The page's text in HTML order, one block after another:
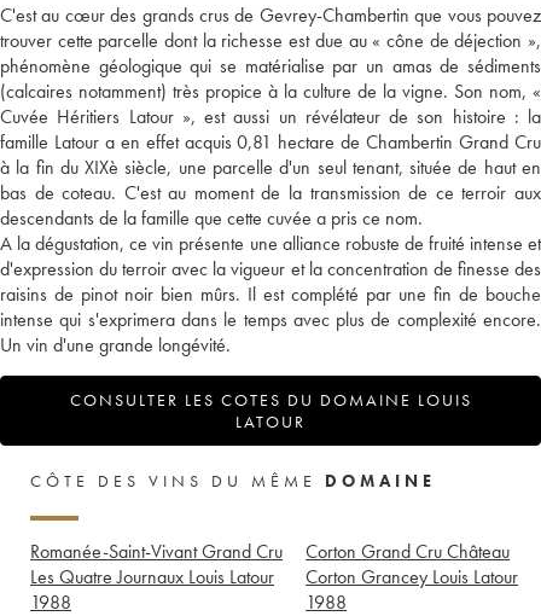
C'est au cœur des grands crus de Gevrey-Chambertin que vous pouvez
trouver cette parcelle dont la richesse est due au « cône de déjection »,
phénomène géologique qui se matérialise par un amas de sédiments
(calcaires notamment) très propice à la culture de la vigne. Son nom, «
Cuvée Héritiers Latour », est aussi un révélateur de son histoire : la
famille Latour a en effet acquis 0,81 hectare de Chambertin Grand Cru
à la fin du XIXè siècle, une parcelle d'un seul tenant, située de haut en
bas de coteau. C'est au moment de la transmission de ce terroir aux
descendants de la famille que cette cuvée a pris ce nom.
A la dégustation, ce vin présente une alliance robuste de fruité intense et
d'expression du terroir avec la vigueur et la concentration de finesse des
raisins de pinot noir bien mûrs. Il est complété par une fin de bouche
intense qui s'exprimera dans le temps avec plus de complexité encore.
Un vin d'une grande longévité.
CONSULTER LES COTES DU DOMAINE LOUIS
LATOUR
CÔTE DES VINS DU MÊME DOMAINE
Romanée-Saint-Vivant Grand Cru
Les Quatre Journaux Louis Latour
1988
Corton Grand Cru Château
Corton Grancey Louis Latour
1988